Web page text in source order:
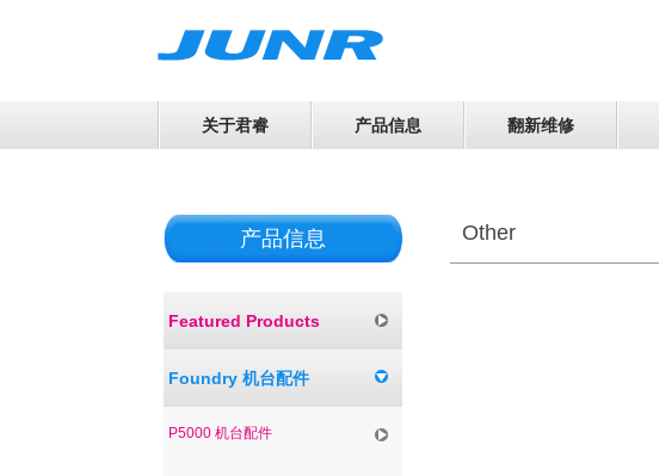
关于君睿 产品信息 翻新维修
产品信息
Featured Products
Foundry 机台配件
P5000 机台配件
Other